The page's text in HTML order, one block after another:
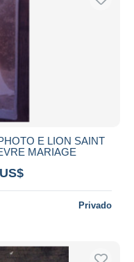
E LION SAINT
MARIAGE
Privado